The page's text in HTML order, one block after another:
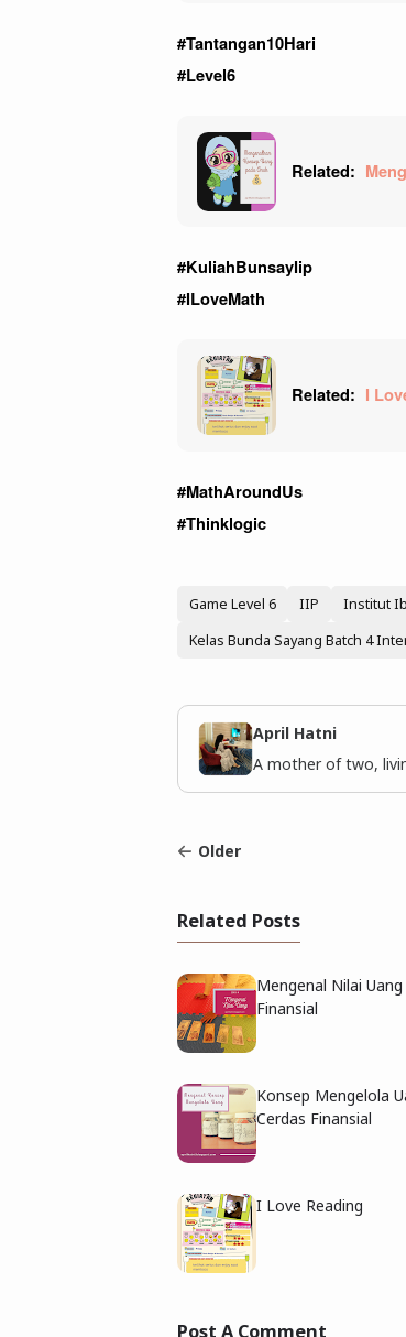
#Tantangan10Hari
#Level6
Related:
#KuliahBunsayIip
#ILoveMath
Related: I
#MathAroundUs
#Thinklogic
Game Level 6 IIP Institut
Kelas Bunda Sayang Batch 4
April Hatni
A mother of two,
Older
Related Posts
Mengenal Nilai
Finansial
Konsep Mengelola
Cerdas Finansial
I Love Reading
Post A Comment